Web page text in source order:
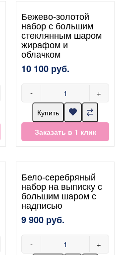
Бежево-золотой
набор с большим
стеклянным шаром
жирафом и
облачком
10 100 руб.
- +
Купить
Заказать в 1 клик
Бело-серебряный
набор на выписку с
большим шаром с
надписью
9 900 руб.
- +